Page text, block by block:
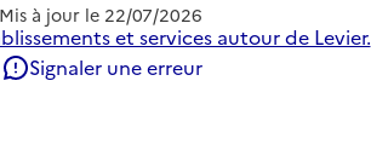
Mis à jour le 22/07/2026
et services autour de Levier.
Signaler une erreur